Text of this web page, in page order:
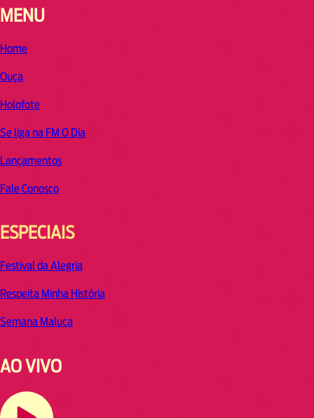
MENU
Home
Ouça
Holofote
Se liga na FM O Dia
Lançamentos
Fale Conosco
ESPECIAIS
Festival da Alegria
Respeita Minha História
Semana Maluca
AO VIVO